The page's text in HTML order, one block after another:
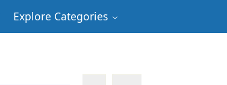
Explore Categories